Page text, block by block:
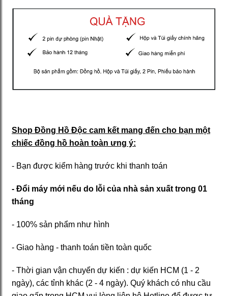
Shop Đồng Hồ Độc cam kết mang đến cho bạn một
chiếc đồng hồ hoàn toàn ưng ý:
- Bạn được kiểm hàng trước khi thanh toán
- Đổi máy mới nếu do lỗi của nhà sản xuất trong 01
tháng
- 100% sản phẩm như hình
- Giao hàng - thanh toán tiền toàn quốc
- Thời gian vận chuyển dự kiến : dự kiến HCM (1 - 2
ngày), các tỉnh khác (2 - 4 ngày). Quý khách có nhu cầu